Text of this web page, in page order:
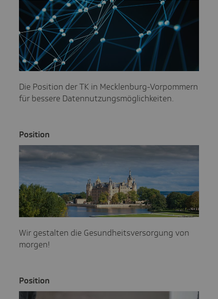
Die Position der TK in Mecklenburg-Vorpommern
für bessere Datennutzungsmöglichkeiten.
Posi­tion
Wir gestalten die Gesundheitsversorgung von
morgen!
Posi­tion